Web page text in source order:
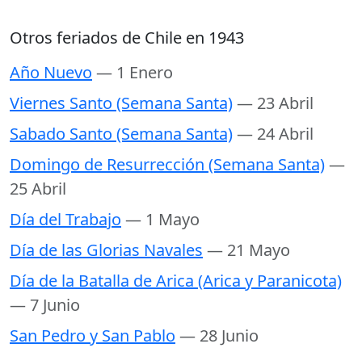
Otros feriados de Chile en 1943
Año Nuevo — 1 Enero
Viernes Santo (Semana Santa)— 23 Abril
Sabado Santo (Semana Santa)— 24 Abril
Domingo de Resurrección (Semana Santa)—
25 Abril
Día del Trabajo — 1 Mayo
Día de las Glorias Navales — 21 Mayo
Día de la Batalla de Arica (Arica y Paranicota)
— 7 Junio
San Pedro y San Pablo — 28 Junio